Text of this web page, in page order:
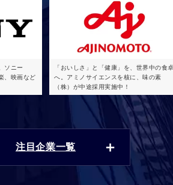
ソニー
、映画など
「おいしさ」と「健康」を、世界中の食
へ。アミノサイエンスを核に、味の素
（株）が中途採用実施中！
注目企業一覧